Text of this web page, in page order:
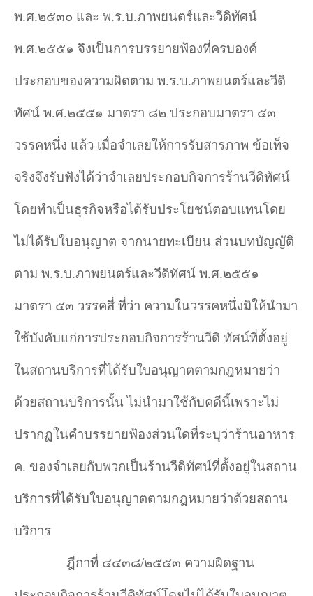
พ.ศ.๒๕๓๐ และ พ.ร.บ.ภาพยนตร์และวีดิทัศน์
พ.ศ.๒๕๕๑ จึงเป็นการบรรยายฟ้องที่ครบองค์
ประกอบของความผิดตาม พ.ร.บ.ภาพยนตร์และวีดิ
ทัศน์ พ.ศ.๒๕๕๑ มาตรา ๘๒ ประกอบมาตรา ๕๓
วรรคหนึ่ง แล้ว เมื่อจำเลยให้การรับสารภาพ ข้อเท็จ
จริงจึงรับฟังได้ว่าจำเลยประกอบกิจการร้านวีดิทัศน์
โดยทำเป็นธุรกิจหรือได้รับประโยชน์ตอบแทนโดย
ไม่ได้รับใบอนุญาต จากนายทะเบียน ส่วนบทบัญญัติ
ตาม พ.ร.บ.ภาพยนตร์และวีดิทัศน์ พ.ศ.๒๕๕๑
มาตรา ๕๓ วรรคสี่ ที่ว่า ความในวรรคหนึ่งมิให้นำมา
ใช้บังคับแก่การประกอบกิจการร้านวีดิ ทัศน์ที่ตั้งอยู่
ในสถานบริการที่ได้รับใบอนุญาตตามกฎหมายว่า
ด้วยสถานบริการนั้น ไม่นำมาใช้กับคดีนี้เพราะไม่
ปรากฏในคำบรรยายฟ้องส่วนใดที่ระบุว่าร้านอาหาร
ค. ของจำเลยกับพวกเป็นร้านวีดิทัศน์ที่ตั้งอยู่ในสถาน
บริการที่ได้รับใบอนุญาตตามกฎหมายว่าด้วยสถาน
บริการ
ฎีกาที่ ๔๔๓๘/๒๕๕๓ ความผิดฐาน